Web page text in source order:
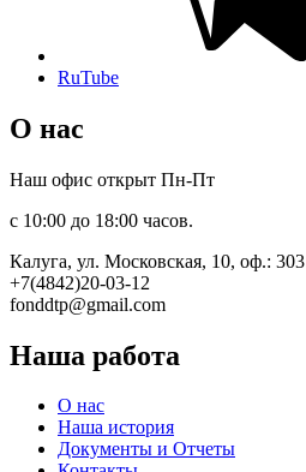
RuTube
О нас
Наш офис открыт Пн-Пт
с 10:00 до 18:00 часов.
Калуга, ул. Московская, 10, оф.: 303
+7(4842)20-03-12
fonddtp@gmail.com
Наша работа
О нас
Наша история
Документы и Отчеты